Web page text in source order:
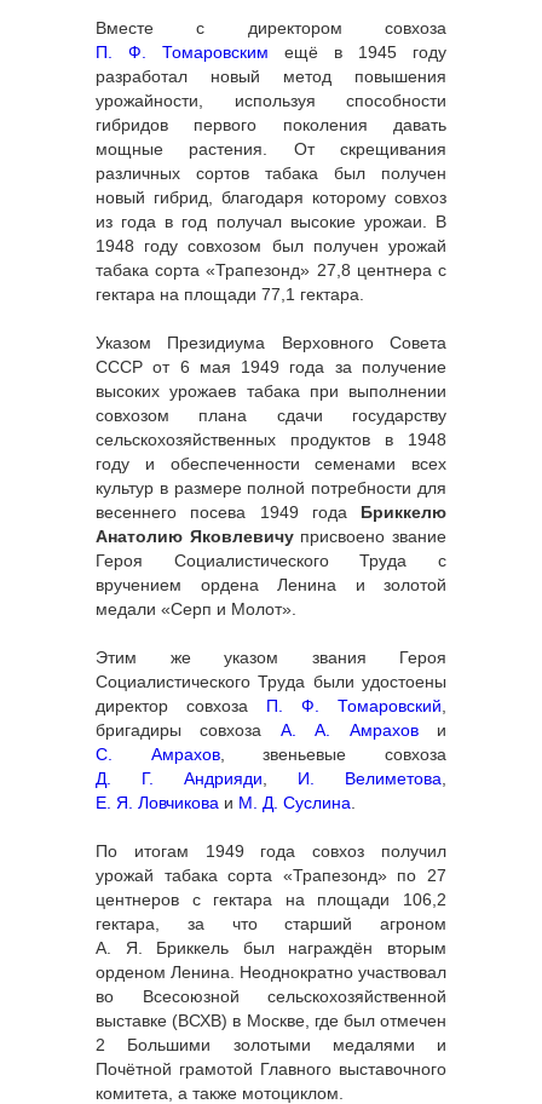
Вместе с директором совхоза
П. Ф. Томаровским ещё в 1945 году
разработал новый метод повышения
урожайности, используя способности
гибридов первого поколения давать
мощные растения. От скрещивания
различных сортов табака был получен
новый гибрид, благодаря которому совхоз
из года в год получал высокие урожаи. В
1948 году совхозом был получен урожай
табака сорта «Трапезонд» 27,8 центнера с
гектара на площади 77,1 гектара.
Указом Президиума Верховного Совета
СССР от 6 мая 1949 года за получение
высоких урожаев табака при выполнении
совхозом плана сдачи государству
сельскохозяйственных продуктов в 1948
году и обеспеченности семенами всех
культур в размере полной потребности для
весеннего посева 1949 года Бриккелю
Анатолию Яковлевичу присвоено звание
Героя Социалистического Труда с
вручением ордена Ленина и золотой
медали «Серп и Молот».
Этим же указом звания Героя
Социалистического Труда были удостоены
директор совхоза П. Ф. Томаровский
бригадиры совхоза А. А. Амрахови
С. Амрахов, звеньевые совхоза
Д. Г. Андрияди
И. Велиметова
Е. Я. Ловчикова и М. Д. Суслина
По итогам 1949 года совхоз получил
урожай табака сорта «Трапезонд» по 27
центнеров с гектара на площади 106,2
гектара, за что старший агроном
А. Я. Бриккель был награждён вторым
орденом Ленина. Неоднократно участвовал
во Всесоюзной сельскохозяйственной
выставке (ВСХВ) в Москве, где был отмечен
2 Большими золотыми медалями и
Почётной грамотой Главного выставочного
комитета, а также мотоциклом.